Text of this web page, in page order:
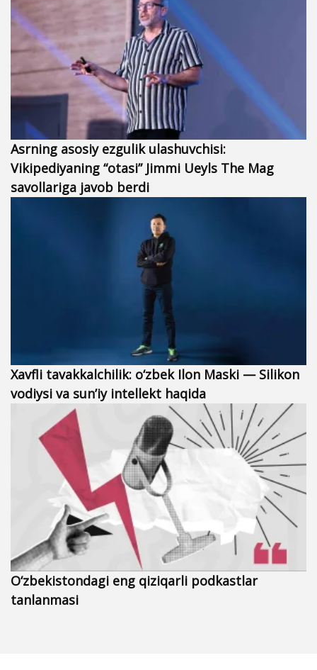
Asrning asosiy ezgulik ulashuvchisi:
Vikipediyaning “otasi” Jimmi Ueyls The Mag
savollariga javob berdi
Xavfli tavakkalchilik: o‘zbek Ilon Maski — Silikon
vodiysi va sun’iy intellekt haqida
O‘zbekistondagi eng qiziqarli podkastlar
tanlanmasi